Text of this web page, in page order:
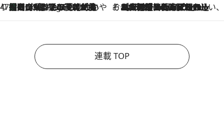
47都道府県の手みやげ ひんやりスイーツで夏を満喫
3 Hours Ago
【岡山県】この夏絶対食べたい 冷やしておいしいおやつ3選 フルーツが主役のプリンやアイスが勢揃い そおだよおこの関西おいしい、おやつ紀行
2026.8.9
［大阪府箕面市］一皿一皿目の前で仕上げられる、料理を巧みに組み込んだアシェットデセールコース「ミチル アシェット デセール（Michiru assiette dessert）」
連載 TOP